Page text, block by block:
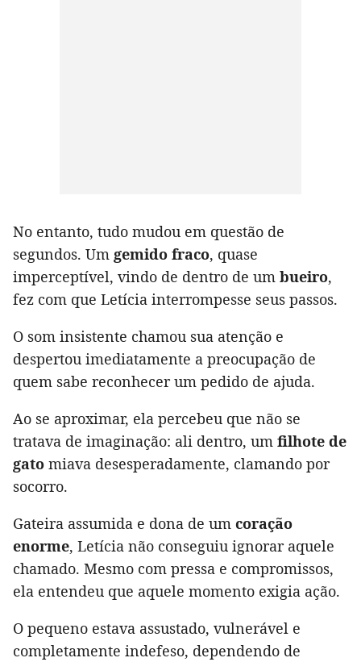
No entanto, tudo mudou em questão de
segundos. Um gemido fraco, quase
imperceptível, vindo de dentro de um bueiro,
fez com que Letícia interrompesse seus passos.
O som insistente chamou sua atenção e
despertou imediatamente a preocupação de
quem sabe reconhecer um pedido de ajuda.
Ao se aproximar, ela percebeu que não se
tratava de imaginação: ali dentro, um filhote de
gato miava desesperadamente, clamando por
socorro.
Gateira assumida e dona de um coração
enorme, Letícia não conseguiu ignorar aquele
chamado. Mesmo com pressa e compromissos,
ela entendeu que aquele momento exigia ação.
O pequeno estava assustado, vulnerável e
completamente indefeso, dependendo de